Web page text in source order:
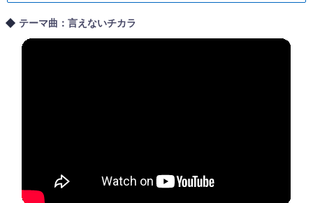
テーマ曲：言えないチカラ